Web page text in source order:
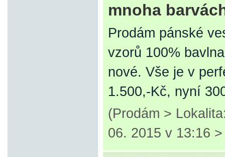
mnoha
Prodám pánské
vzorů 100%
nové. Vše je v
1.500,-Kč, nyní
(Prodám >
06. 2015 v 13:16